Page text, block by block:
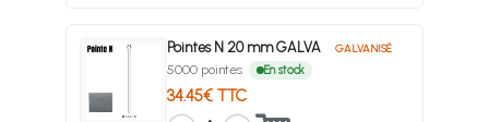
Pointes N 20 mm GALVA GALVANISÉ
5000 pointes En stock
34.45€ TTC